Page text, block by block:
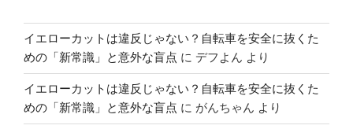
イエローカットは違反じゃない？自転車を安全に抜くた
めの「新常識」と意外な盲点 に デフよん より
イエローカットは違反じゃない？自転車を安全に抜くた
めの「新常識」と意外な盲点 に がんちゃん より